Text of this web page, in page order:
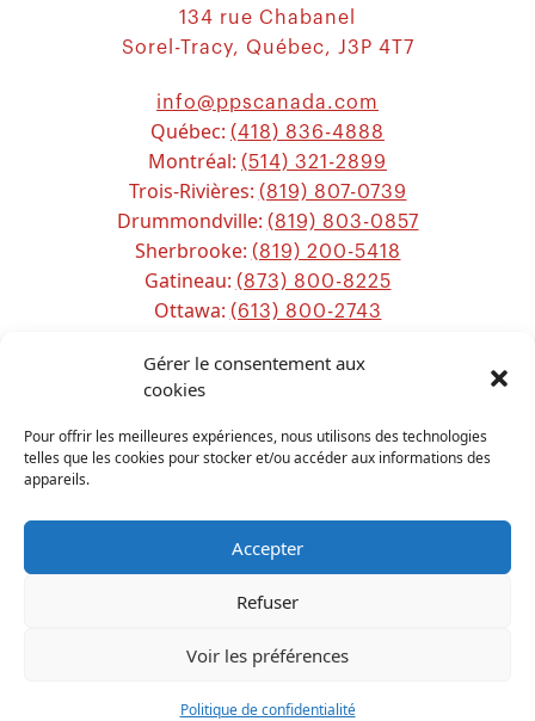
Gérer le consentement aux
cookies
Pour offrir les meilleures expériences, nous utilisons des technologies
telles que les cookies pour stocker et/ou accéder aux informations des
appareils.
Accepter
Refuser
Voir les préférences
Politique de confidentialité
134 rue Chabanel
Sorel-Tracy, Québec, J3P 4T7
info@ppscanada.com
Québec: (418) 836-4888
Montréal: (514) 321-2899
Trois-Rivières: (819) 807-0739
Drummondville: (819) 803-0857
Sherbrooke: (819) 200-5418
Gatineau: (873) 800-8225
Ottawa: (613) 800-2743
TOUS DROITS RÉSERVÉSPPS CANADA